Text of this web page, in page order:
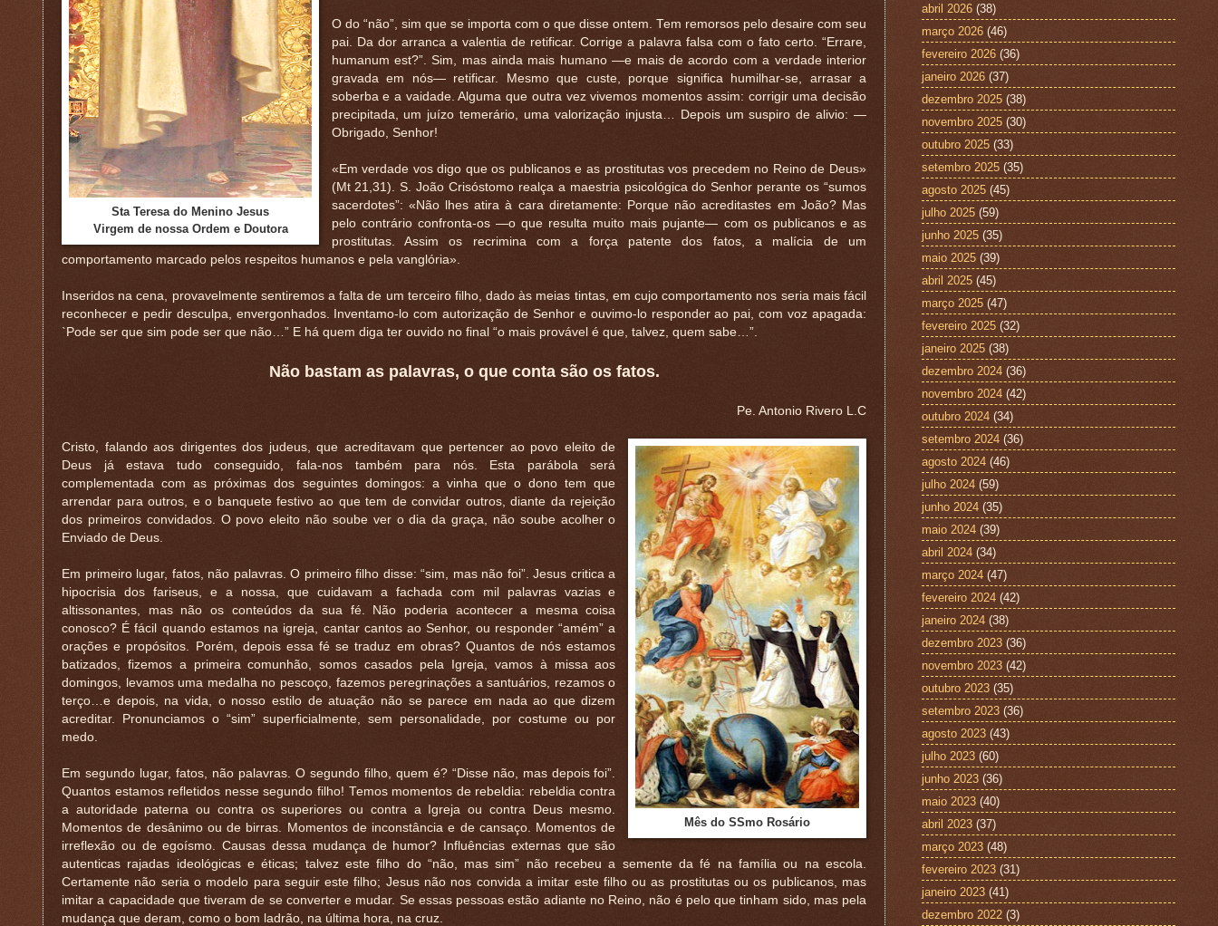
Sta Teresa do Menino Jesus
Virgem de nossa Ordem e Doutora
O do “não”, sim que se importa com o que disse ontem. Tem remorsos pelo desaire com seu
pai. Da dor arranca a valentia de retificar. Corrige a palavra falsa com o fato certo. “Errare,
humanum est?”. Sim, mas ainda mais humano —e mais de acordo com a verdade interior
gravada em nós— retificar. Mesmo que custe, porque significa humilhar-se, arrasar a
soberba e a vaidade. Alguma que outra vez vivemos momentos assim: corrigir uma decisão
precipitada, um juízo temerário, uma valorização injusta… Depois um suspiro de alivio: —
Obrigado, Senhor!
«Em verdade vos digo que os publicanos e as prostitutas vos precedem no Reino de Deus»
(Mt 21,31). S. João Crisóstomo realça a maestria psicológica do Senhor perante os “sumos
sacerdotes”: «Não lhes atira à cara diretamente: Porque não acreditastes em João? Mas
pelo contrário confronta-os —o que resulta muito mais pujante— com os publicanos e as
prostitutas. Assim os recrimina com a força patente dos fatos, a malícia de um
comportamento marcado pelos respeitos humanos e pela vanglória».
Inseridos na cena, provavelmente sentiremos a falta de um terceiro filho, dado às meias tintas, em cujo comportamento nos seria mais fácil
reconhecer e pedir desculpa, envergonhados. Inventamo-lo com autorização de Senhor e ouvimo-lo responder ao pai, com voz apagada:
`Pode ser que sim pode ser que não…” E há quem diga ter ouvido no final “o mais provável é que, talvez, quem sabe…”.
Não bastam as palavras, o que conta são os fatos.
Pe. Antonio Rivero L.C
Mês do SSmo Rosário
Cristo, falando aos dirigentes dos judeus, que acreditavam que pertencer ao povo eleito de
Deus já estava tudo conseguido, fala-nos também para nós. Esta parábola será
complementada com as próximas dos seguintes domingos: a vinha que o dono tem que
arrendar para outros, e o banquete festivo ao que tem de convidar outros, diante da rejeição
dos primeiros convidados. O povo eleito não soube ver o dia da graça, não soube acolher o
Enviado de Deus.
Em primeiro lugar, fatos, não palavras. O primeiro filho disse: “sim, mas não foi”. Jesus critica a
hipocrisia dos fariseus, e a nossa, que cuidavam a fachada com mil palavras vazias e
altissonantes, mas não os conteúdos da sua fé. Não poderia acontecer a mesma coisa
conosco? É fácil quando estamos na igreja, cantar cantos ao Senhor, ou responder “amém” a
orações e propósitos. Porém, depois essa fé se traduz em obras? Quantos de nós estamos
batizados, fizemos a primeira comunhão, somos casados pela Igreja, vamos à missa aos
domingos, levamos uma medalha no pescoço, fazemos peregrinações a santuários, rezamos o
terço…e depois, na vida, o nosso estilo de atuação não se parece em nada ao que dizem
acreditar. Pronunciamos o “sim” superficialmente, sem personalidade, por costume ou por
medo.
Em segundo lugar, fatos, não palavras. O segundo filho, quem é? “Disse não, mas depois foi”.
Quantos estamos refletidos nesse segundo filho! Temos momentos de rebeldia: rebeldia contra
a autoridade paterna ou contra os superiores ou contra a Igreja ou contra Deus mesmo.
Momentos de desânimo ou de birras. Momentos de inconstância e de cansaço. Momentos de
irreflexão ou de egoísmo. Causas dessa mudança de humor? Influências externas que são
autenticas rajadas ideológicas e éticas; talvez este filho do “não, mas sim” não recebeu a semente da fé na família ou na escola.
Certamente não seria o modelo para seguir este filho; Jesus não nos convida a imitar este filho ou as prostitutas ou os publicanos, mas
imitar a capacidade que tiveram de se converter e mudar. Se essas pessoas estão adiante no Reino, não é pelo que tinham sido, mas pela
mudança que deram, como o bom ladrão, na última hora, na cruz.
abril 2026 (38)
março 2026 (46)
fevereiro 2026 (36)
janeiro 2026 (37)
dezembro 2025 (38)
novembro 2025 (30)
outubro 2025 (33)
setembro 2025 (35)
agosto 2025 (45)
julho 2025 (59)
junho 2025 (35)
maio 2025 (39)
abril 2025 (45)
março 2025 (47)
fevereiro 2025 (32)
janeiro 2025 (38)
dezembro 2024 (36)
novembro 2024 (42)
outubro 2024 (34)
setembro 2024 (36)
agosto 2024 (46)
julho 2024 (59)
junho 2024 (35)
maio 2024 (39)
abril 2024 (34)
março 2024 (47)
fevereiro 2024 (42)
janeiro 2024 (38)
dezembro 2023 (36)
novembro 2023 (42)
outubro 2023 (35)
setembro 2023 (36)
agosto 2023 (43)
julho 2023 (60)
junho 2023 (36)
maio 2023 (40)
abril 2023 (37)
março 2023 (48)
fevereiro 2023 (31)
janeiro 2023 (41)
dezembro 2022 (3)